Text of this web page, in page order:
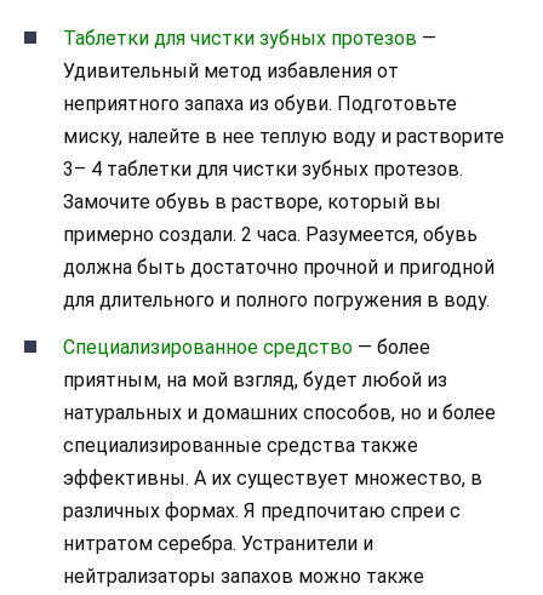
Таблетки для чистки зубных протезов —
Удивительный метод избавления от
неприятного запаха из обуви. Подготовьте
миску, налейте в нее теплую воду и растворите
3– 4 таблетки для чистки зубных протезов.
Замочите обувь в растворе, который вы
примерно создали. 2 часа. Разумеется, обувь
должна быть достаточно прочной и пригодной
для длительного и полного погружения в воду.
Специализированное средство — более
приятным, на мой взгляд, будет любой из
натуральных и домашних способов, но и более
специализированные средства также
эффективны. А их существует множество, в
различных формах. Я предпочитаю спреи с
нитратом серебра. Устранители и
нейтрализаторы запахов можно также